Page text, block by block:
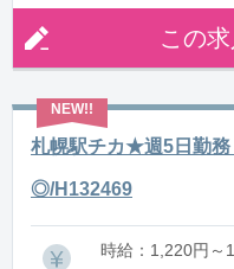
この
札幌駅チカ★週5日勤務
◎/H132469
時給：1,220円～